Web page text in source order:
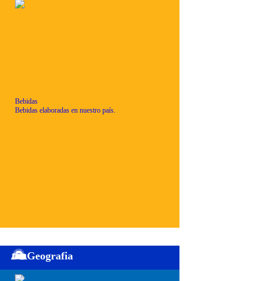
Bebidas
Bebidas elaboradas en nuestro país.
Geografia